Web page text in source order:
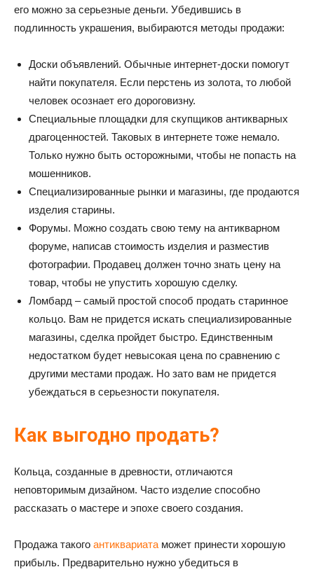
его можно за серьезные деньги. Убедившись в
подлинность украшения, выбираются методы продажи:
Доски объявлений. Обычные интернет-доски помогут
найти покупателя. Если перстень из золота, то любой
человек осознает его дороговизну.
Специальные площадки для скупщиков антикварных
драгоценностей. Таковых в интернете тоже немало.
Только нужно быть осторожными, чтобы не попасть на
мошенников.
Специализированные рынки и магазины, где продаются
изделия старины.
Форумы. Можно создать свою тему на антикварном
форуме, написав стоимость изделия и разместив
фотографии. Продавец должен точно знать цену на
товар, чтобы не упустить хорошую сделку.
Ломбард – самый простой способ продать старинное
кольцо. Вам не придется искать специализированные
магазины, сделка пройдет быстро. Единственным
недостатком будет невысокая цена по сравнению с
другими местами продаж. Но зато вам не придется
убеждаться в серьезности покупателя.
Как выгодно продать?
Кольца, созданные в древности, отличаются
неповторимым дизайном. Часто изделие способно
рассказать о мастере и эпохе своего создания.
Продажа такого антиквариата может принести хорошую
прибыль. Предварительно нужно убедиться в